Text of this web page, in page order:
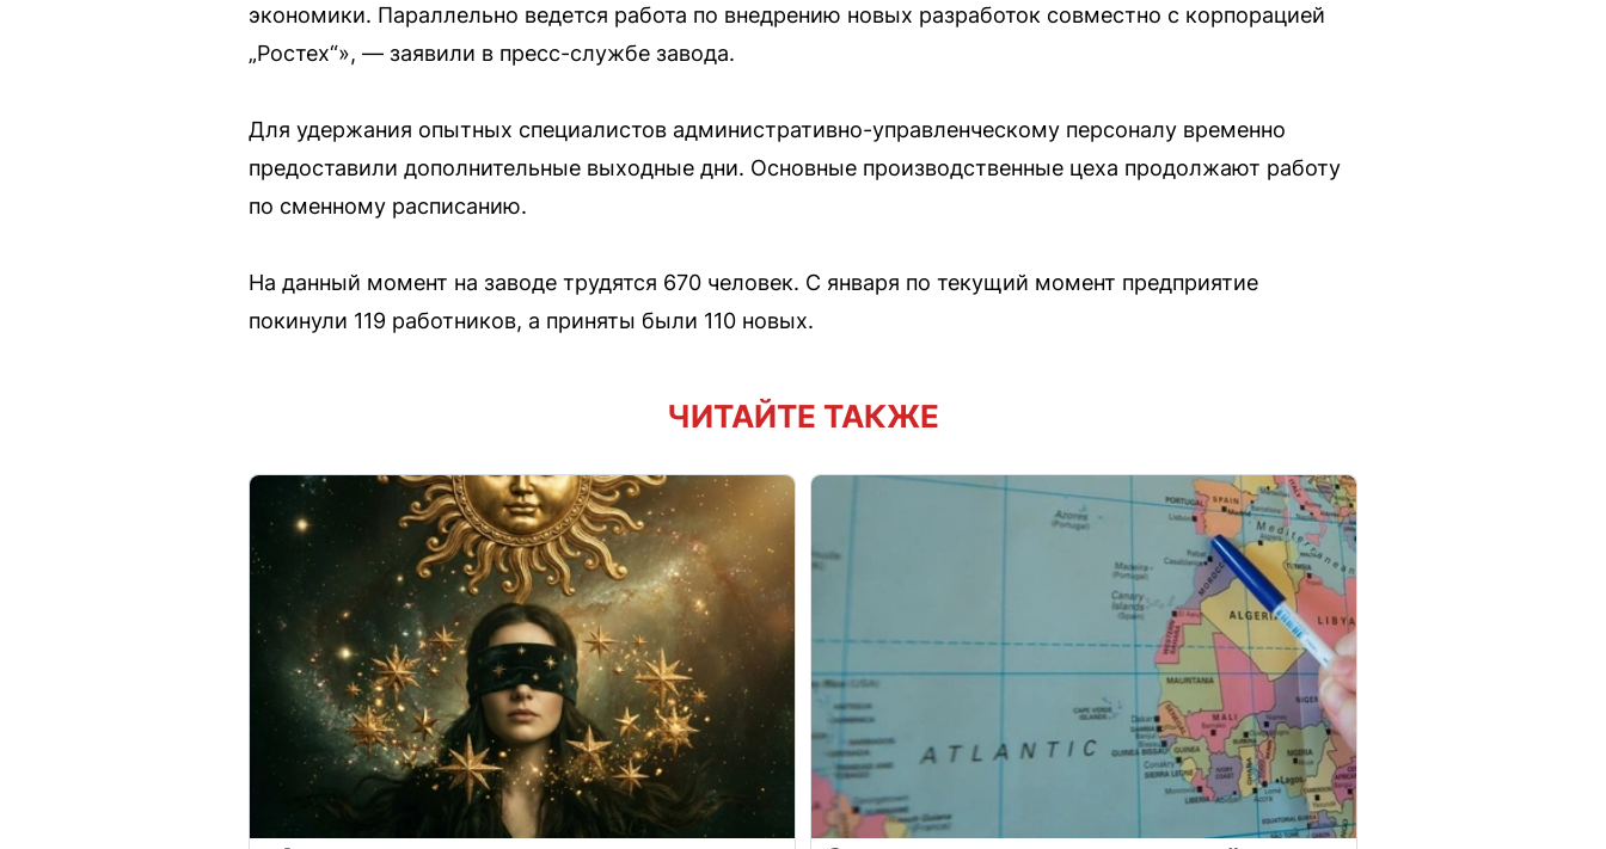
экономики. Параллельно ведется работа по внедрению новых разработок совместно с корпорацией
„Ростех“», — заявили в пресс-службе завода.
Для удержания опытных специалистов административно-управленческому персоналу временно
предоставили дополнительные выходные дни. Основные производственные цеха продолжают работу
по сменному расписанию.
На данный момент на заводе трудятся 670 человек. С января по текущий момент предприятие
покинули 119 работников, а приняты были 110 новых.
ЧИТАЙТЕ ТАКЖЕ